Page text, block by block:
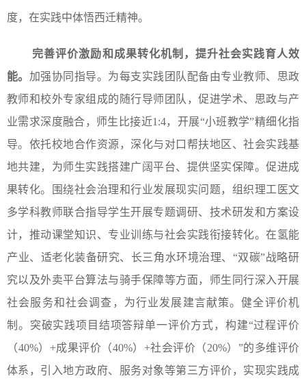
度，在实践中体悟西迁精神。
完善评价激励和成果转化机制，提升社会实践育人效
能。 加强协同指导。为每支实践团队配备由专业教师、思政
教师和校外专家组成的随行导师团队，促进学术、思政与产
业需求深度融合，师生比接近1:4，开展“小班教学”精细化指
导。依托校地合作资源，深化与对口帮扶地区、社会实践基
地共建，为师生实践搭建广阔平台、提供坚实保障。促进成
果转化。围绕社会治理和行业发展现实问题，组织理工医文
多学科教师联合指导学生开展专题调研、技术研发和方案设
计，推动课堂知识、专业训练与社会实践衔接转化。在氢能
产业、适老化装备研究、长三角水环境治理、“双碳”战略研
究以及外卖平台算法与骑手保障等方面，师生同行深入开展
社会服务和社会调查，为行业发展建言献策。健全评价机
制。突破实践项目结项答辩单一评价方式，构建“过程评价
（40%）+成果评价（40%）+社会评价（20%）”的多维评价
体系，引入地方政府、服务对象等第三方评价，实现实践成